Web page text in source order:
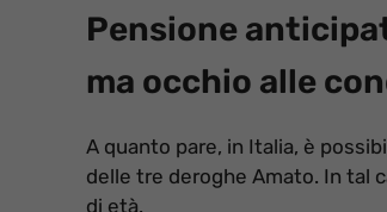
Pensione
ma occhio alle
A quanto pare, in Italia, è
delle tre deroghe Amato. In tal
di età.